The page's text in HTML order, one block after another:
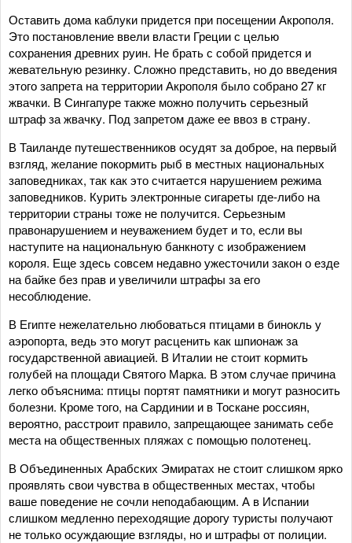
Оставить дома каблуки придется при посещении Акрополя.
Это постановление ввели власти Греции с целью
сохранения древних руин. Не брать с собой придется и
жевательную резинку. Сложно представить, но до введения
этого запрета на территории Акрополя было собрано 27 кг
жвачки. В Сингапуре также можно получить серьезный
штраф за жвачку. Под запретом даже ее ввоз в страну.
В Таиланде путешественников осудят за доброе, на первый
взгляд, желание покормить рыб в местных национальных
заповедниках, так как это считается нарушением режима
заповедников. Курить электронные сигареты где-либо на
территории страны тоже не получится. Серьезным
правонарушением и неуважением будет и то, если вы
наступите на национальную банкноту с изображением
короля. Еще здесь совсем недавно ужесточили закон о езде
на байке без прав и увеличили штрафы за его
несоблюдение.
В Египте нежелательно любоваться птицами в бинокль у
аэропорта, ведь это могут расценить как шпионаж за
государственной авиацией. В Италии не стоит кормить
голубей на площади Святого Марка. В этом случае причина
легко объяснима: птицы портят памятники и могут разносить
болезни. Кроме того, на Сардинии и в Тоскане россиян,
вероятно, расстроит правило, запрещающее занимать себе
места на общественных пляжах с помощью полотенец.
В Объединенных Арабских Эмиратах не стоит слишком ярко
проявлять свои чувства в общественных местах, чтобы
ваше поведение не сочли неподабающим. А в Испании
слишком медленно переходящие дорогу туристы получают
не только осуждающие взгляды, но и штрафы от полиции.